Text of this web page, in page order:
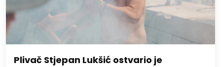
Plivač Stjepan Lukšić ostvario je